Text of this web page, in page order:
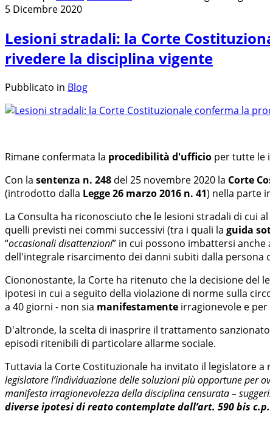
5 Dicembre 2020
Lesioni stradali: la Corte
rivedere la disciplina vigente
Pubblicato in Blog
Rimane confermata la procedibilità d'ufficio per tutte le
Con la sentenza n. 248 del 25 novembre 2020 la Corte
(introdotto dalla Legge 26 marzo 2016 n. 41) nella parte
La Consulta ha riconosciuto che le lesioni stradali di
quelli previsti nei commi successivi (tra i quali la guida
“occasionali disattenzioni” in cui possono imbattersi
dell'integrale risarcimento dei danni subiti dalla persona
Ciononostante, la Corte ha ritenuto che la decisione
ipotesi in cui a seguito della violazione di norme sulla
a 40 giorni - non sia manifestamente irragionevole e
D'altronde, la scelta di inasprire il trattamento
episodi ritenibili di particolare allarme sociale.
Tuttavia la Corte Costituzionale ha invitato il legislatore
legislatore l’individuazione delle soluzioni più opportune per
manifesta irragionevolezza della disciplina censurata –
diverse ipotesi di reato contemplate dall’art. 590 bis c.p.